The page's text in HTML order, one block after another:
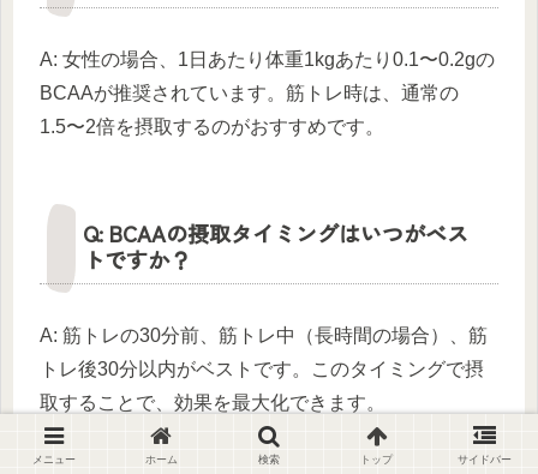
A: 女性の場合、1日あたり体重1kgあたり0.1〜0.2gの
BCAAが推奨されています。筋トレ時は、通常の
1.5〜2倍を摂取するのがおすすめです。
Q: BCAAの摂取タイミングはいつがベス
トですか？
A: 筋トレの30分前、筋トレ中（長時間の場合）、筋
トレ後30分以内がベストです。このタイミングで摂
取することで、効果を最大化できます。
メニュー ホーム 検索 トップ サイドバー